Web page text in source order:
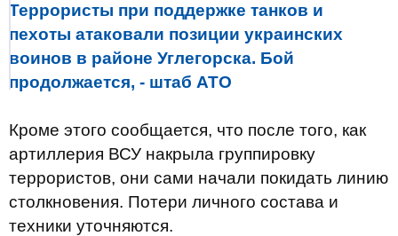
Террористы при поддержке танков и
пехоты атаковали позиции украинских
воинов в районе Углегорска. Бой
продолжается, - штаб АТО
Кроме этого сообщается, что после того, как
артиллерия ВСУ накрыла группировку
террористов, они сами начали покидать линию
столкновения. Потери личного состава и
техники уточняются.